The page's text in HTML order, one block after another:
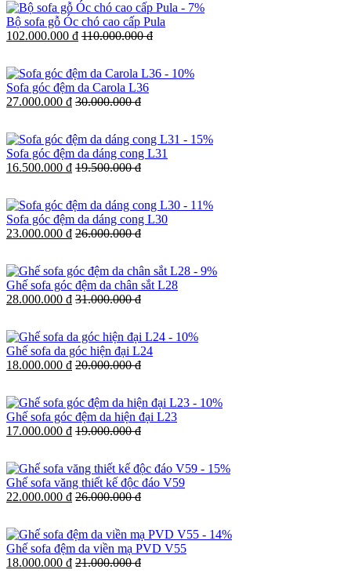
- 7%
Bộ sofa gỗ Óc chó cao cấp Pula
102.000.000 đ 110.000.000 đ
- 10%
Sofa góc đệm da Carola L36
27.000.000 đ 30.000.000 đ
- 15%
Sofa góc đệm da dáng cong L31
16.500.000 đ 19.500.000 đ
- 11%
Sofa góc đệm da dáng cong L30
23.000.000 đ 26.000.000 đ
- 9%
Ghế sofa góc đệm da chân sắt L28
28.000.000 đ 31.000.000 đ
- 10%
Ghế sofa da góc hiện đại L24
18.000.000 đ 20.000.000 đ
- 10%
Ghế sofa góc đệm da hiện đại L23
17.000.000 đ 19.000.000 đ
- 15%
Ghế sofa văng thiết kế độc đáo V59
22.000.000 đ 26.000.000 đ
- 14%
Ghế sofa đệm da viền mạ PVD V55
18.000.000 đ 21.000.000 đ